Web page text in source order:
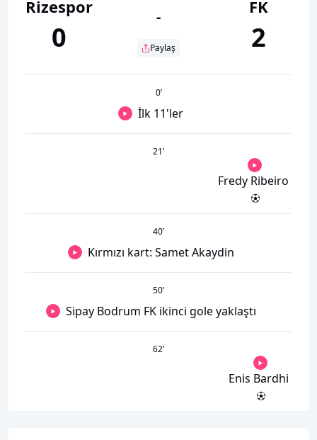
Rizespor
0
-
Paylaş
FK
2
0’
İlk 11'ler
21’
Fredy Ribeiro
40’
Kırmızı kart: Samet Akaydin
50’
Sipay Bodrum FK ikinci gole yaklaştı
62’
Enis Bardhi